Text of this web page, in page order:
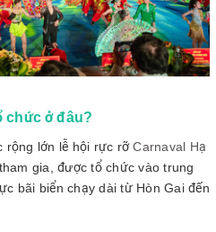
chức ở đâu?
rộng lớn lễ hội rực rỡCarnaval Hạ
gia, được tổ chức vào trung
bãi biển chạy dài từ Hòn Gai đến